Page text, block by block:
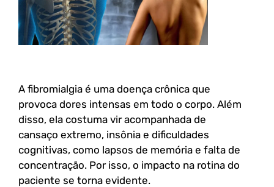
A fibromialgia é uma doença crônica que
provoca dores intensas em todo o corpo. Além
disso, ela costuma vir acompanhada de
cansaço extremo, insônia e dificuldades
cognitivas, como lapsos de memória e falta de
concentração. Por isso, o impacto na rotina do
paciente se torna evidente.